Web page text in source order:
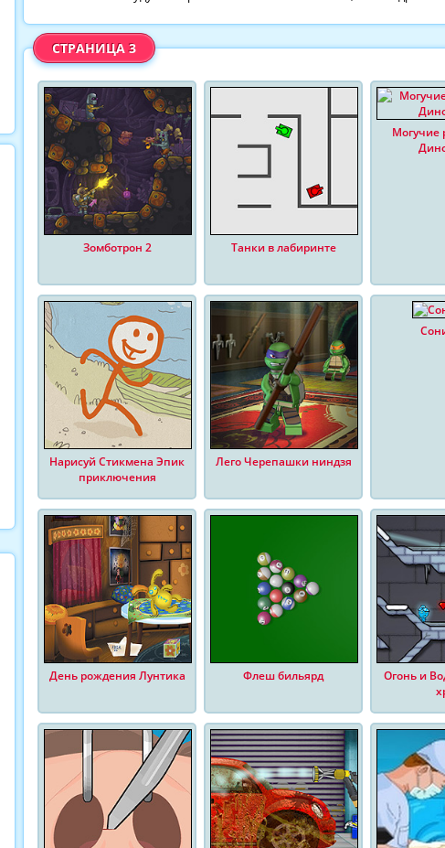
СТРАНИЦА 3
Зомботрон 2 Танки в лабиринте
Могучие
Нарисуй Стикмена Эпик
приключения
Лего Черепашки ниндзя
День рождения Лунтика Флеш бильярд
Огонь и